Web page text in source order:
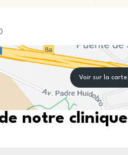
Voir sur la carte
notre